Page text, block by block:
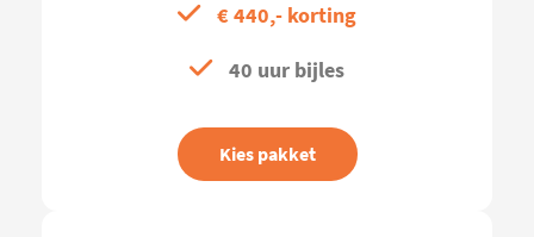
€ 440,- korting
40 uur bijles
Kies pakket